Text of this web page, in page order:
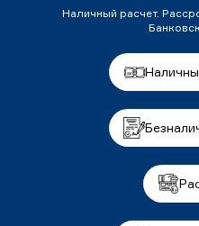
Наличный расчет.